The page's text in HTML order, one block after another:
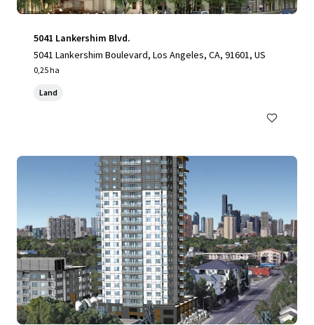
5041 Lankershim Blvd.
5041 Lankershim Boulevard, Los Angeles, CA, 91601, US
0,25 ha
Land